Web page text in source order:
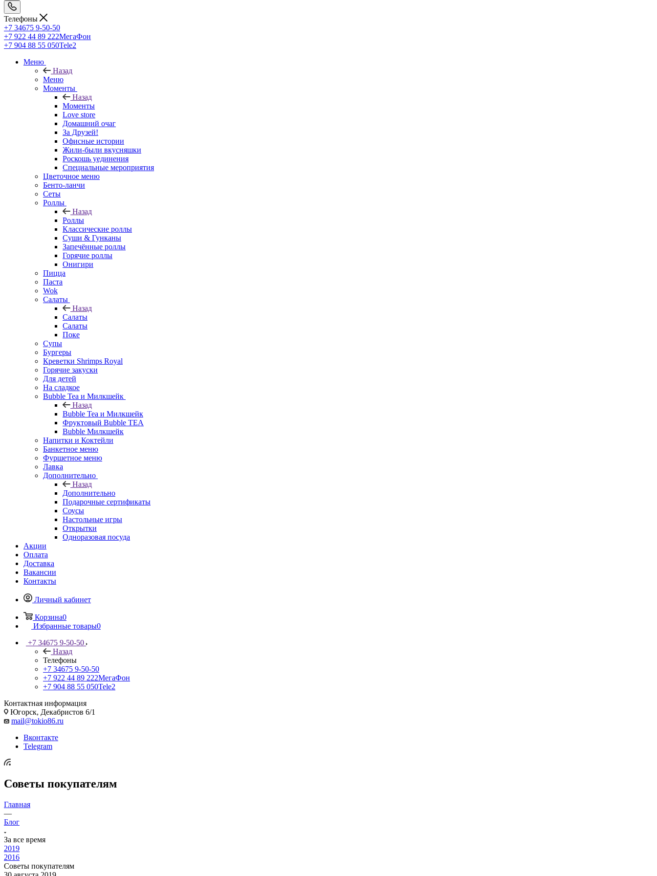
Телефоны
+7 34675 9-50-50
+7 922 44 89 222МегаФон
+7 904 88 55 050Tele2
Меню
Назад
Меню
Моменты
Назад
Моменты
Love store
Домашний очаг
За Друзей!
Офисные истории
Жили-были вкусняшки
Роскошь уединения
Специальные мероприятия
Цветочное меню
Бенто-ланчи
Сеты
Роллы
Назад
Роллы
Классические роллы
Суши & Гунканы
Запечённые роллы
Горячие роллы
Онигири
Пицца
Паста
Wok
Салаты
Назад
Салаты
Салаты
Поке
Супы
Бургеры
Креветки Shrimps Royal
Горячие закуски
Для детей
На сладкое
Bubble Tea и Милкшейк
Назад
Bubble Tea и Милкшейк
Фруктовый Bubble TEA
Bubble Милкшейк
Напитки и Коктейли
Банкетное меню
Фуршетное меню
Лавка
Дополнительно
Назад
Дополнительно
Подарочные сертификаты
Соусы
Настольные игры
Открытки
Одноразовая посуда
Акции
Оплата
Доставка
Вакансии
Контакты
Личный кабинет
Корзина0
Избранные товары0
+7 34675 9-50-50
Назад
Телефоны
+7 34675 9-50-50
+7 922 44 89 222МегаФон
+7 904 88 55 050Tele2
Контактная информация
Югорск, Декабристов 6/1
mail@tokio86.ru
Вконтакте
Telegram
Советы покупателям
Главная
—
Блог
За все время
2019
2016
Советы покупателям